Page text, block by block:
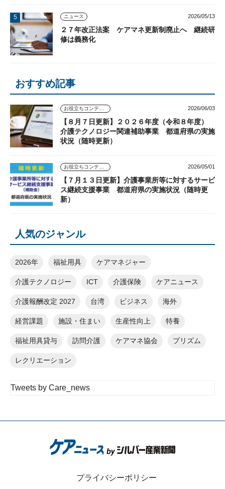
ニュース 2026/05/13
２７年改正法案 ケアマネ更新制廃止へ 継続研
修は義務化
おすすめ記事
2026/06/03
【８月７日更新】２０２６年度（令和８年度）
介護テクノロジー関連補助事業 都道府県の実施
状況（随時更新）
2026/05/01
【７月１３日更新】介護事業所等に対するサービ
ス継続支援事業 都道府県の実施状況（随時更
新）
人気のジャンル
2026年 福祉用具 ケアマネジャー
介護テクノロジー ICT 介護保険 ケアニュース
介護報酬改定 2027 台湾 ビジネス 海外
経営課題 施設・住まい 生産性向上 特養
福祉用具貸与 訪問介護 ケアマネ協会 プリズム
レクリエーション
Tweets by Care_news
プライバシーポリシー